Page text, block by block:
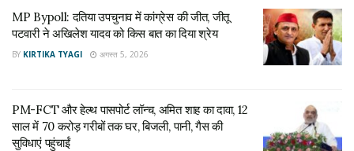
— BJP (@BJP4India)February 3, 2022
बता दें कि अनूपशहर विधानसभा सीट उत्तर प्रदेश की महत्वपूर्ण विधानसभा
सीट है। बीजेपी ने 2017 में इस सीट पर जीत दर्ज की थी। इस सीट पर
शिकस्त मिली। लोकसभा चुनाव में भी बसपा प्रत्याशी को हार मिली थी।
Tags: amit shah
bulandshahar
MP Bypoll: दतिया उपचुनाव में कांग्रेस की जीत, जीतू
पटवारी ने अखिलेश यादव को किस बात का दिया श्रेय
BY KIRTIKA TYAGI अगस्त 5, 2026
PM-FCT और हेल्थ पासपोर्ट लॉन्च, अमित शाह का दावा, 12
साल में 70 करोड़ गरीबों तक घर, बिजली, पानी, गैस की
सुविधाएं पहुंचाईं